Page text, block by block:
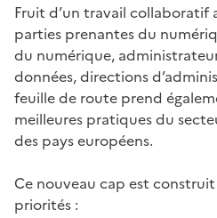
Fruit d’un travail collaboratif
parties prenantes du
du numérique,
données, directions
feuille de route prend
meilleures pratiques du
des pays européens.
Ce nouveau cap est
priorités :